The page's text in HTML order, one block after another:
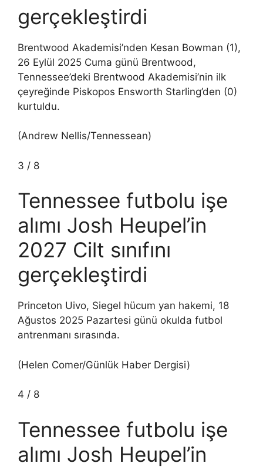
gerçekleştirdi
Brentwood Akademisi’nden Kesan Bowman (1),
26 Eylül 2025 Cuma günü Brentwood,
Tennessee’deki Brentwood Akademisi’nin ilk
çeyreğinde Piskopos Ensworth Starling’den (0)
kurtuldu.
(Andrew Nellis/Tennessean)
3 / 8
Tennessee futbolu işe
alımı Josh Heupel’in
2027 Cilt sınıfını
gerçekleştirdi
Princeton Uivo, Siegel hücum yan hakemi, 18
Ağustos 2025 Pazartesi günü okulda futbol
antrenmanı sırasında.
(Helen Comer/Günlük Haber Dergisi)
4 / 8
Tennessee futbolu işe
alımı Josh Heupel’in